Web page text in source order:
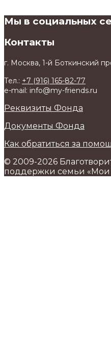
Мы в социальных
Контакты
г. Москва, 1-й Боткинский
Тел.: +7 (916) 165-82-77
e-mail: info@my-friends.ru
Реквизиты Фонда
Документы Фонда
Как обратиться за
© 2009-2026
поддержки семьи «Мои